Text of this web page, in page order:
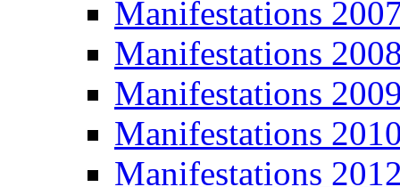
Manifestations
Manifestations
Manifestations
Manifestations
Manifestations